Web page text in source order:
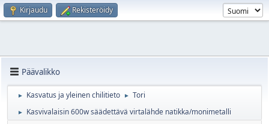
Kirjaudu Rekisteröidy
Päävalikko
► Kasvatus ja yleinen chilitieto ► Tori
► Kasvivalaisin 600w säädettävä virtalähde natikka/monimetalli